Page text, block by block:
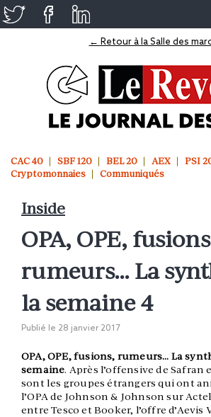
← Retour à la Salle des
CAC 40 SBF 120 BEL 20 AEX PSI
Cryptomonnaies
Communiqués
Inside
OPA, OPE,
rumeurs… La
la semaine 4
Publié le 28 janvier 2017
OPA, OPE, fusions, rumeurs… La
semaine. Après l’offensive de Safran
sont les groupes étrangers qui ont
l’OPA de Johnson & Johnson sur
entre Tesco et Booker, l’offre d’Aevis